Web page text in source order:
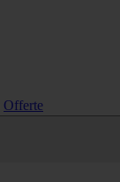
Offerte